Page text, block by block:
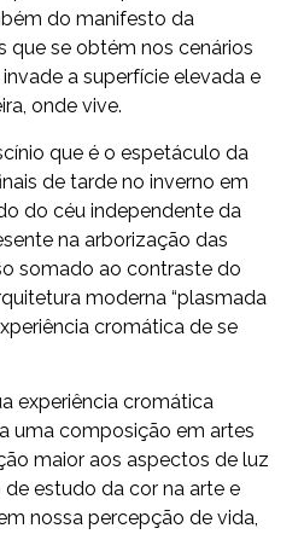
do manifesto da
que se obtém nos cenários
a superfície elevada e
onde vive.
que é o espetáculo da
de tarde no inverno em
do céu independente da
na arborização das
somado ao contraste do
moderna “plasmada
cromática de se
experiência cromática
uma composição em artes
maior aos aspectos de luz
estudo da cor na arte e
nossa percepção de vida,